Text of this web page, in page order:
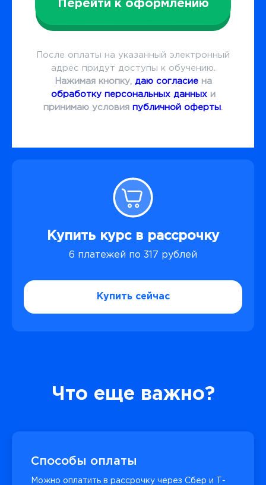
Перейти к оформлению
После оплаты на указанный электронный
адрес придут доступы к обучению.
Нажимая кнопку, даю согласиена
обработку персональных данныхи
принимаю условия публичной оферты.
Купить курс в рассрочку
6 платежей по 317 рублей
Купить сейчас
Что еще важно?
Способы оплаты
Можно оплатить в рассрочку через Сбер и Т-